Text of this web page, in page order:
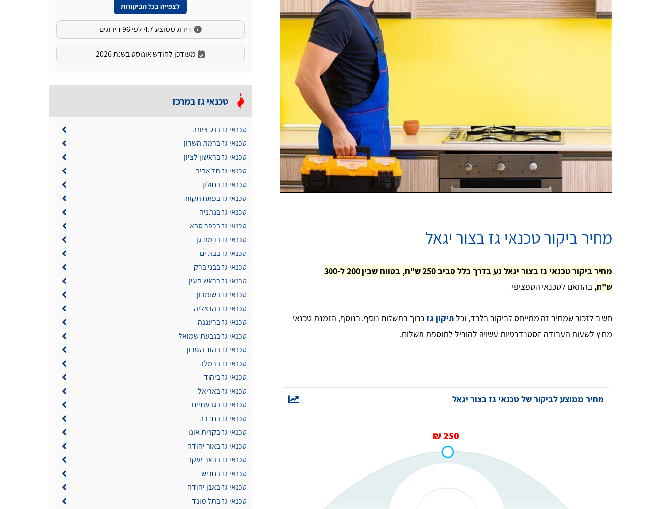
מחיר ביקור טכנאי גז בצור יגאל
מחיר ביקור טכנאי גז בצור יגאל נע בדרך כלל סביב 250 ש"ח, בטווח שבין 200 ל-300
ש"ח, בהתאם לטכנאי הספציפי.
חשוב לזכור שמחיר זה מתייחס לביקור בלבד, וכלתיקון גזכרוך בתשלום נוסף. בנוסף, הזמנת טכנאי
מחוץ לשעות העבודה הסטנדרטיות עשויה להוביל לתוספת תשלום.
מחיר ממוצע לביקור של טכנאי גז בצור יגאל
250 ₪
לצפייה בכל הביקורות
דירוג ממוצע 4.7 לפי 96 דירוגים
מעודכן לחודש אוגוסט בשנת 2026
טכנאי גז במרכז
טכנאי גז בנס ציונה
טכנאי גז ברמת השרון
טכנאי גז בראשון לציון
טכנאי גז תל אביב
טכנאי גז בחולון
טכנאי גז בפתח תקווה
טכנאי גז בנתניה
טכנאי גז בכפר סבא
טכנאי גז ברמת גן
טכנאי גז בבת ים
טכנאי גז בבני ברק
טכנאי גז בראש העין
טכנאי גז בשומרון
טכנאי גז בהרצליה
טכנאי גז ברעננה
טכנאי גז בגבעת שמואל
טכנאי גז בהוד השרון
טכנאי גז ברמלה
טכנאי גז ביהוד
טכנאי גז באריאל
טכנאי גז בגבעתיים
טכנאי גז בחדרה
טכנאי גז בקרית אונו
טכנאי גז באור יהודה
טכנאי גז בבאר יעקב
טכנאי גז בחריש
טכנאי גז באבן יהודה
טכנאי גז בתל מונד